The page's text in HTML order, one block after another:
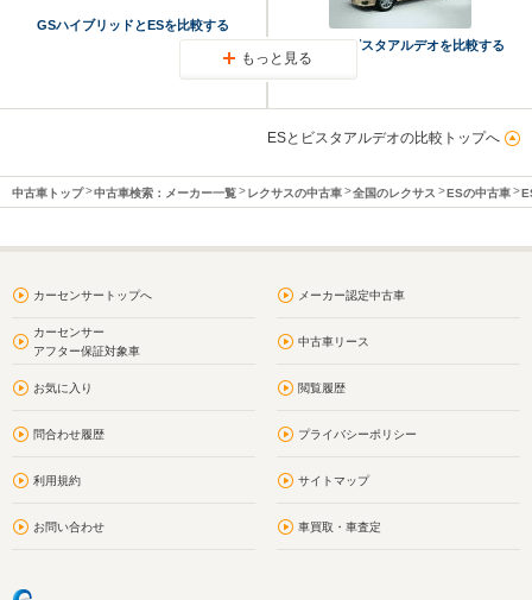
GSハイブリッドとESを比較する
オーパとビスタアルデオを比較する
もっと見る
ESとビスタアルデオの比較トップへ
中古車トップ 中古車検索：メーカー一覧 レクサスの中古車 全国のレクサス ESの中古車
カーセンサートップへ メーカー認定中古車
カーセンサー
アフター保証対象車
中古車リース
お気に入り 閲覧履歴
問合わせ履歴 プライバシーポリシー
利用規約 サイトマップ
お問い合わせ 車買取・車査定